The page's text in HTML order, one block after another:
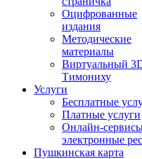
Оцифрованные
издания
Методические
материалы
Виртуальный
Тимониху
Услуги
Бесплатные
Платные услуги
Онлайн-
электронные
Пушкинская карта